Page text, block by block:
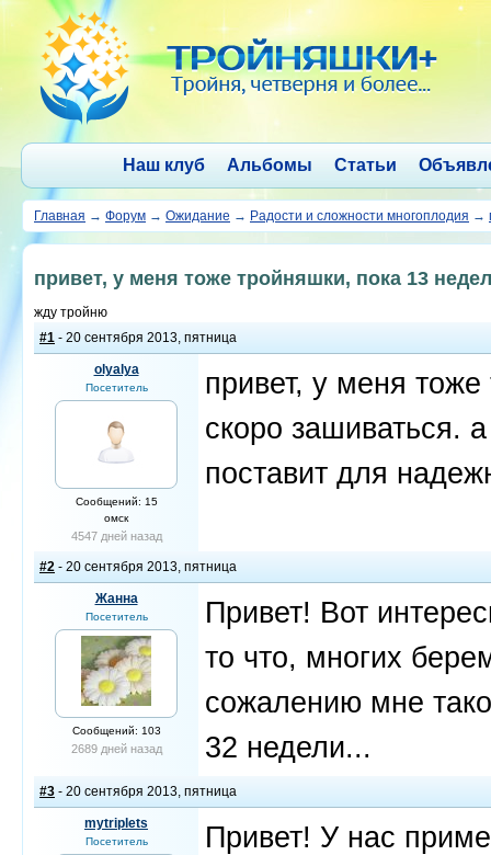
Наш клуб Альбомы Статьи
Главная → Форум → Ожидание → Радости и сложности многоплодия →
привет, у меня тоже тройняшки, пока 13
жду тройню
#1 - 20 сентября 2013, пятница
olyalya
Посетитель
Сообщений: 15
омск
4547 дней назад
привет, у меня
скоро зашиваться.
поставит для
#2 - 20 сентября 2013, пятница
Жанна
Посетитель
Сообщений: 103
2689 дней назад
Привет! Вот
то что, многих
сожалению мне
32 недели...
#3 - 20 сентября 2013, пятница
mytriplets
Посетитель
Привет! У нас